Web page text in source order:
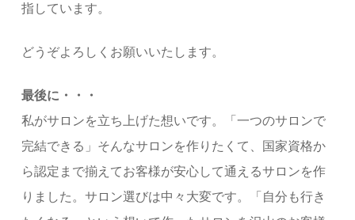
指しています。
どうぞよろしくお願いいたします。
最後に・・・
私がサロンを立ち上げた想いです。「一つのサロンで
完結できる」そんなサロンを作りたくて、国家資格か
ら認定まで揃えてお客様が安心して通えるサロンを作
りました。サロン選びは中々大変です。「自分も行き